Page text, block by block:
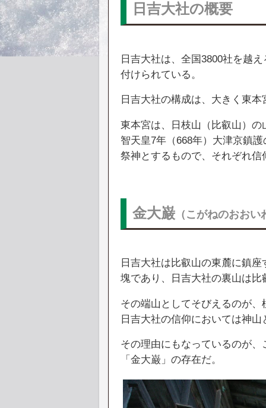
日吉大社の概要
日吉大社は、全国3800社を越
付けられている。
日吉大社の構成は、大きく東
東本宮は、日枝山（比叡山）
智天皇7年（668年）大津京鎮
祭神とするもので、それぞれ信
金大巌 （こがねのおおい
日吉大社は比叡山の東麓に鎮
塊であり、日吉大社の裏山は
その端山としてそびえるのが
日吉大社の信仰においては神
その理由にもなっているのが
「金大巌」の存在だ。